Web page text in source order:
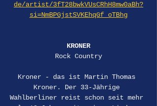
de/artist/3fT28bwkVUsCRhH8mw0aBh?
si=NmBPGjstSVKEhqGf_oTBhg
KRONER
Rock Country
Kroner - das ist Martin Thomas
Kroner. Der 33-Jährige
Wahlberliner reist schon seit mehr